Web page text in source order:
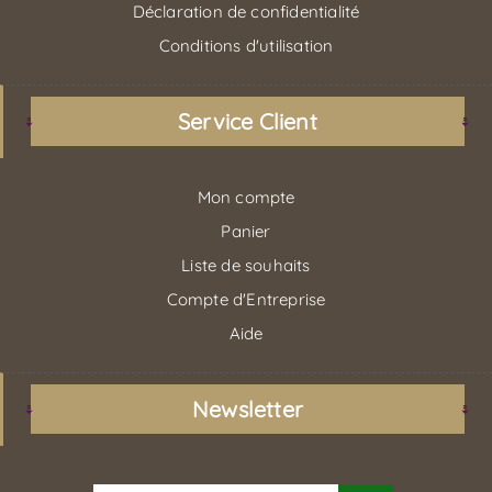
Déclaration de confidentialité
Conditions d'utilisation
Service Client
Mon compte
Panier
Liste de souhaits
Compte d'Entreprise
Aide
Newsletter